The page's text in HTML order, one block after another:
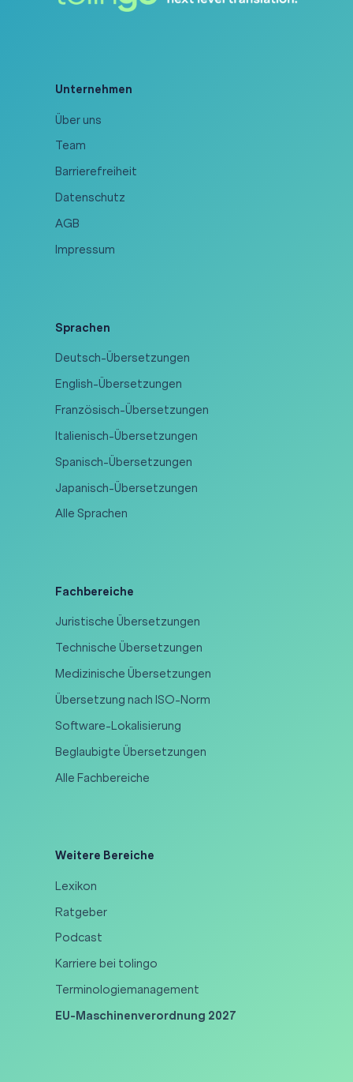
Unternehmen
Über uns
Team
Barrierefreiheit
Datenschutz
AGB
Impressum
Sprachen
Deutsch-Übersetzungen
English-Übersetzungen
Französisch-Übersetzungen
Italienisch-Übersetzungen
Spanisch-Übersetzungen
Japanisch-Übersetzungen
Alle Sprachen
Fachbereiche
Juristische Übersetzungen
Technische Übersetzungen
Medizinische Übersetzungen
Übersetzung nach ISO-Norm
Software-Lokalisierung
Beglaubigte Übersetzungen
Alle Fachbereiche
Weitere Bereiche
Lexikon
Ratgeber
Podcast
Karriere bei tolingo
Terminologiemanagement
EU-Maschinenverordnung 2027